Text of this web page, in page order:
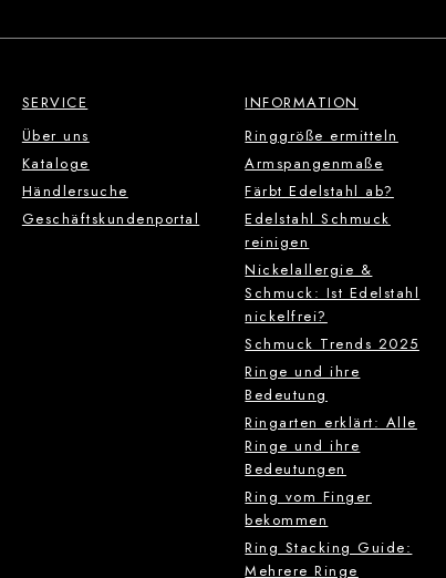
SERVICE
Über uns
Kataloge
Händlersuche
Geschäftskundenportal
INFORMATION
Ringgröße ermitteln
Armspangenmaße
Färbt Edelstahl ab?
Edelstahl Schmuck
reinigen
Nickelallergie &
Schmuck: Ist Edelstahl
nickelfrei?
Schmuck Trends 2025
Ringe und ihre
Bedeutung
Ringarten erklärt: Alle
Ringe und ihre
Bedeutungen
Ring vom Finger
bekommen
Ring Stacking Guide:
Mehrere Ringe